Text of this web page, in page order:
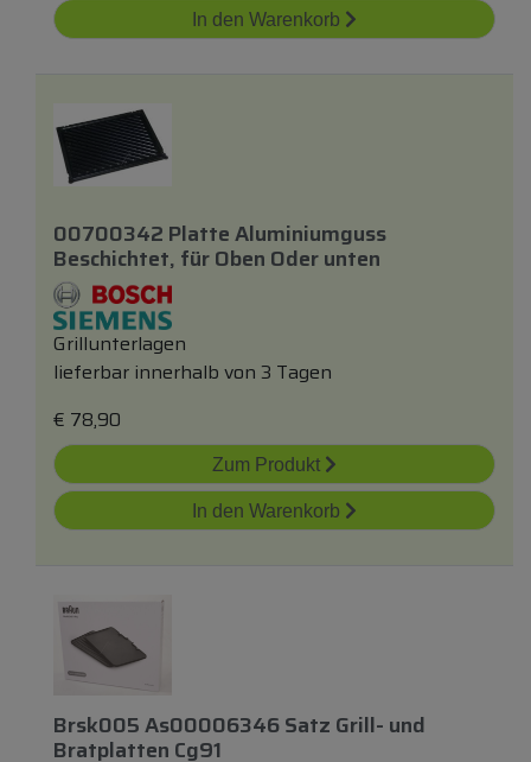
In den Warenkorb
00700342 Platte Aluminiumguss
Beschichtet, fürOben Oderunten
Grillunterlagen
lieferbar innerhalb von 3 Tagen
€ 78,90
Zum Produkt
In den Warenkorb
Brsk005 As00006346 Satz Grill- und
Bratplatten Cg91